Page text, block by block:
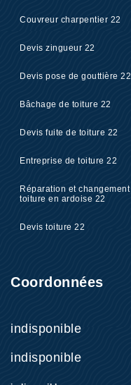
Couvreur charpentier 22
Devis zingueur 22
Devis pose de gouttière 22
Bâchage de toiture 22
Devis fuite de toiture 22
Entreprise de toiture 22
Réparation et changement
toiture en ardoise 22
Devis toiture 22
Coordonnées
indisponible
indisponible